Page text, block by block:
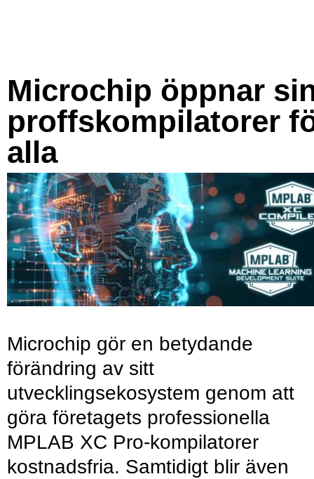
Microchip öppnar
proffskompilatorer
alla
Microchip gör en betydande
förändring av sitt
utvecklingsekosystem genom att
göra företagets professionella
MPLAB XC Pro-kompilatorer
kostnadsfria. Samtidigt blir även